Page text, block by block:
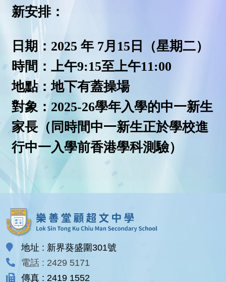
新安排：
日期：2025 年7月 15 日（星期二）
時間：上午9:15至上午11:00
地點：地下有蓋操場
對象：2025-26學年入學的中一新生
家長（同時間中一新生正於學校進
行中一入學前香港學科測驗）
地址 : 新界葵盛圍301號
電話 : 2429 5171
傳真 : 2419 1552